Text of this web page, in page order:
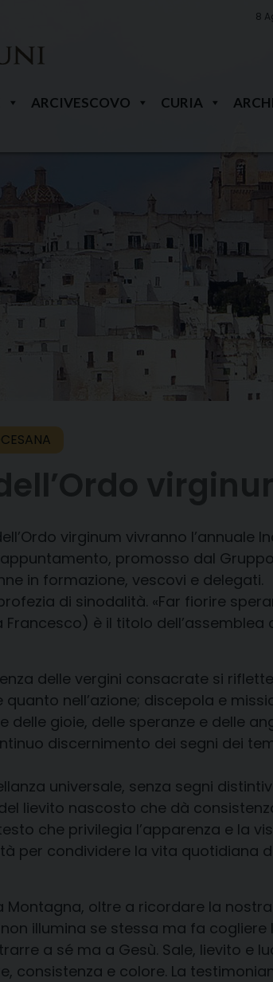
8
ARCIVESCOVO CURIA
Ordo virginum vivranno l’annuale
promosso dal
in formazione, vescovi e delegati.
di sinodalità. «Far fiorire
Francesco) è il titolo dell’assemblea
delle vergini consacrate si
quanto nell’azione; discepola e
delle gioie, delle speranze e delle
discernimento dei segni dei
universale, senza segni
lievito nascosto che dà
che privilegia l’apparenza e la
per condividere la vita
Montagna, oltre a ricordare la
illumina se stessa ma fa cogliere
a sé ma a Gesù. Sale, lievito e
consistenza e colore. La